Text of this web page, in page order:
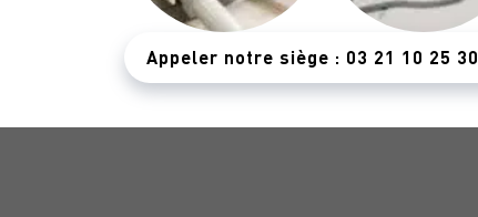
Appeler notre siège : 03 21 10 25 30